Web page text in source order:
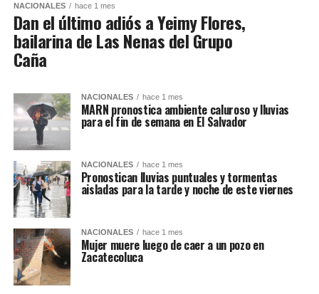
NACIONALES hace 1 mes
Dan el último adiós a Yeimy Flores,
bailarina de Las Nenas del Grupo
Caña
NACIONALES hace 1 mes
MARN pronostica ambiente caluroso y lluvias
para el fin de semana en El Salvador
NACIONALES hace 1 mes
Pronostican lluvias puntuales y tormentas
aisladas para la tarde y noche de este viernes
NACIONALES hace 1 mes
Mujer muere luego de caer a un pozo en
Zacatecoluca